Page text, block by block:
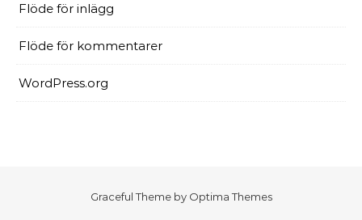
Flöde för inlägg
Flöde för kommentarer
WordPress.org
Graceful Theme by Optima Themes